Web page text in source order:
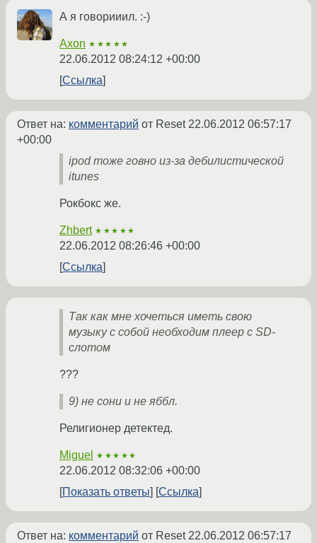
А я говорииил. :-)
Axon ★★★★★
22.06.2012 08:24:12 +00:00
Ссылка
Ответ на: комментарий от Reset22.06.2012 06:57:17
+00:00
ipod тоже говно из-за дебилистической
itunes
Рокбокс же.
Zhbert ★★★★★
22.06.2012 08:26:46 +00:00
Ссылка
Так как мне хочеться иметь свою
музыку с собой необходим плеер с SD-
слотом
???
9) не сони и не яббл.
Религионер детектед.
Miguel ★★★★★
22.06.2012 08:32:06 +00:00
Показать ответы
Ссылка
Ответ на: комментарий от Reset22.06.2012 06:57:17